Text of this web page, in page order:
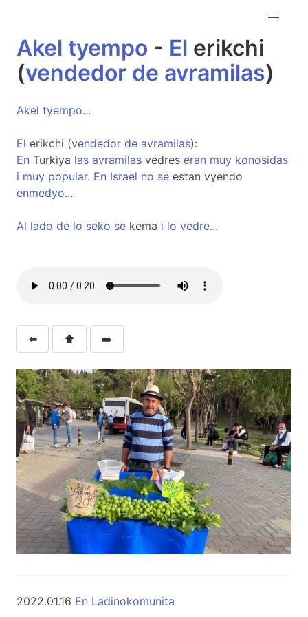
Akel tyempo - El erikchi
(vendedor de avramilas)
Akel tyempo...
El erikchi (vendedor de avramilas):
En Turkiya las avramilas vedres eran muy konosidas
i muy popular. En Israel no se estan vyendo
enmedyo...
Al lado de lo seko se kema i lo vedre...
⬅️ ⬆️ ➡️
2022.01.16 En Ladinokomunita